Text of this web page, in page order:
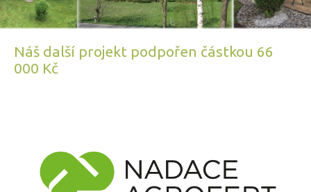
Náš další projekt podpořen částkou 66
000 Kč